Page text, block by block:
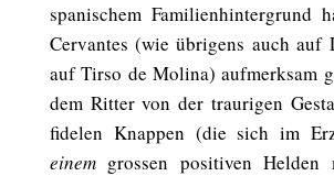
spanischem Familienhintergrund
Cervantes (wie übrigens auch auf
auf Tirso de Molina) aufmerksam
dem Ritter von der traurigen
fidelen Knappen (die sich im
einemgrossen positiven Helden